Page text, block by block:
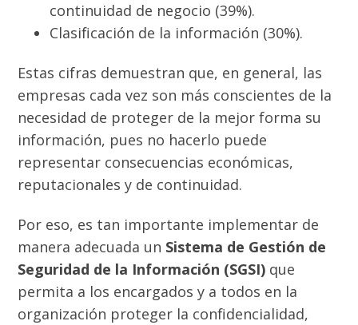
continuidad de negocio (39%).
Clasificación de la información (30%).
Estas cifras demuestran que, en general, las
empresas cada vez son más conscientes de la
necesidad de proteger de la mejor forma su
información, pues no hacerlo puede
representar consecuencias económicas,
reputacionales y de continuidad.
Por eso, es tan importante implementar de
manera adecuada un Sistema de Gestión de
Seguridad de la Información (SGSI) que
permita a los encargados y a todos en la
organización proteger la confidencialidad,